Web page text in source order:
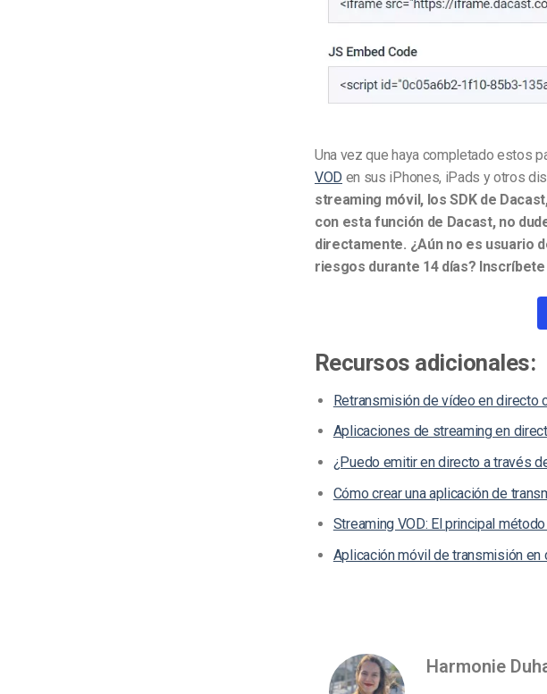
Una vez que haya completado estos
VOD en sus iPhones, iPads y otros
streaming móvil, los SDK de
con esta función de Dacast, no
directamente. ¿Aún no es usuario
riesgos durante 14 días?
Recursos adicionales:
Retransmisión de vídeo en directo
Aplicaciones de streaming en
¿Puedo emitir en directo a través
Cómo crear una aplicación de
Streaming VOD: El principal
Aplicación móvil de transmisión en
Harmonie